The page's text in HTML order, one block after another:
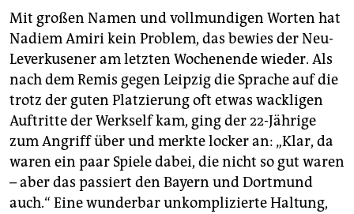
unterstützen
abo
genossenschaft
epaper login
Mit großen Namen und vollmundigen Worten hat
Nadiem Amiri kein Problem, das bewies der Neu-
Leverkusener am letzten Wochenende wieder. Als
nach dem Remis gegen Leipzig die Sprache auf die
trotz der guten Platzierung oft etwas wackligen
Auftritte der Werkself kam, ging der 22-Jährige
zum Angriff über und merkte locker an: „Klar, da
waren ein paar Spiele dabei, die nicht so gut waren
– aber das passiert den Bayern und Dortmund
auch.“ Eine wunderbar unkomplizierte Haltung,